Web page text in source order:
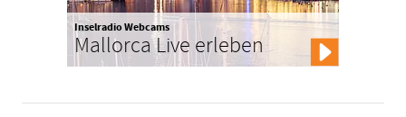
Inselradio Webcams
Mallorca Live erleben